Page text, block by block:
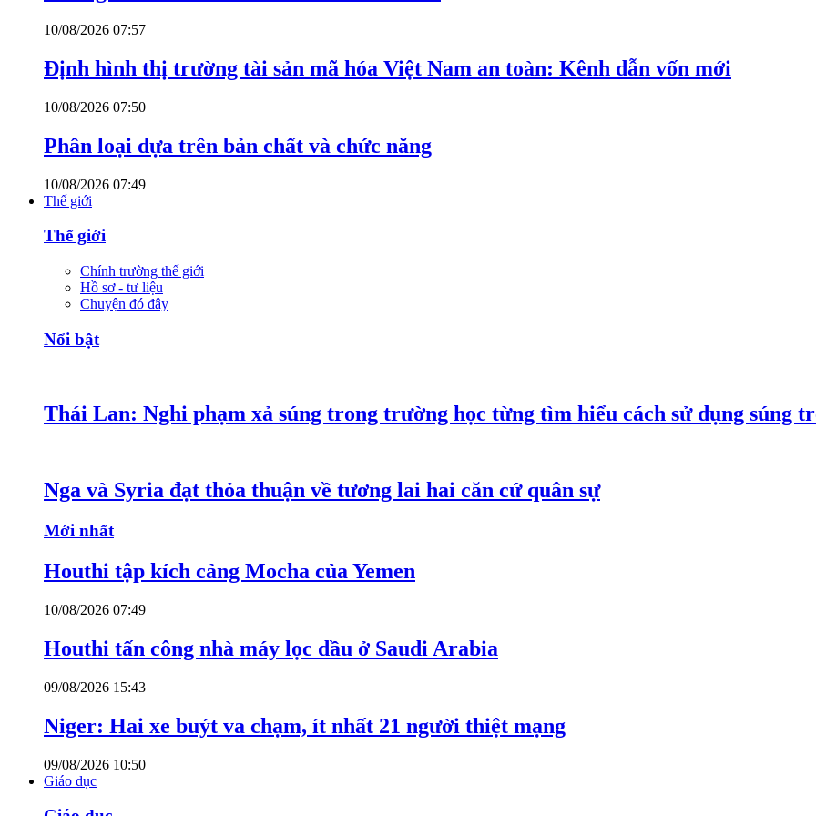
10/08/2026 07:57
Định hình thị trường tài sản mã hóa Việt Nam an toàn: Kênh dẫn vốn mới
10/08/2026 07:50
Phân loại dựa trên bản chất và chức năng
10/08/2026 07:49
Thế giới
Thế giới
Chính trường thế giới
Hồ sơ - tư liệu
Chuyện đó đây
Nổi bật
Thái Lan: Nghi phạm xả súng trong trường học từng tìm hiểu cách sử dụng súng
Nga và Syria đạt thỏa thuận về tương lai hai căn cứ quân sự
Mới nhất
Houthi tập kích cảng Mocha của Yemen
10/08/2026 07:49
Houthi tấn công nhà máy lọc dầu ở Saudi Arabia
09/08/2026 15:43
Niger: Hai xe buýt va chạm, ít nhất 21 người thiệt mạng
09/08/2026 10:50
Giáo dục